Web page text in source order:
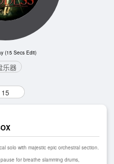
(15 Secs Edit)
乐器
15
solo with majestic epic orchestral section.
for breathe slamming drums,